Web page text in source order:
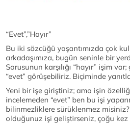
“Evet”,”Hayır”
Bu iki sözcüğü yaşantımızda çok
arkadaşımıza, bugün seninle bir
Sorusunun karşılığı “hayır” işim
“evet” görüşebiliriz. Biçiminde
Yeni bir işe giriştiniz; ama işin
incelemeden “evet” ben bu işi
bilinmezliklere sürüklenmez misiniz?
olduğunuz işi geliştirseniz, çoğu